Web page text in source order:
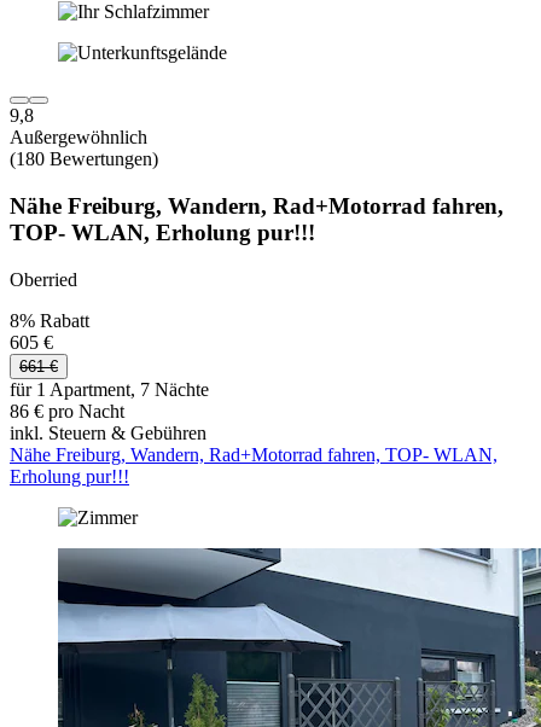
9,8
Außergewöhnlich
(180 Bewertungen)
Nähe Freiburg, Wandern, Rad+Motorrad fahren,
TOP- WLAN, Erholung pur!!!
Oberried
8% Rabatt
605 €
661 €
für 1 Apartment, 7 Nächte
86 € pro Nacht
inkl. Steuern & Gebühren
Nähe Freiburg, Wandern, Rad+Motorrad fahren, TOP- WLAN,
Erholung pur!!!